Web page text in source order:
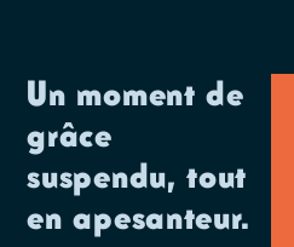
Un moment de
grâce
suspendu, tout
en apesanteur.